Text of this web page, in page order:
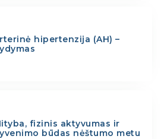
hipertenzija (AH) –
fizinis aktyvumas ir
būdas nėštumo metu